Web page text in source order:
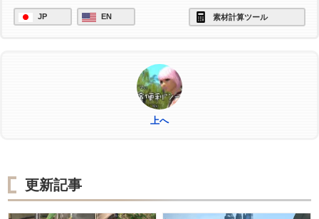
JP EN 素材計算ツール
上へ
更新記事